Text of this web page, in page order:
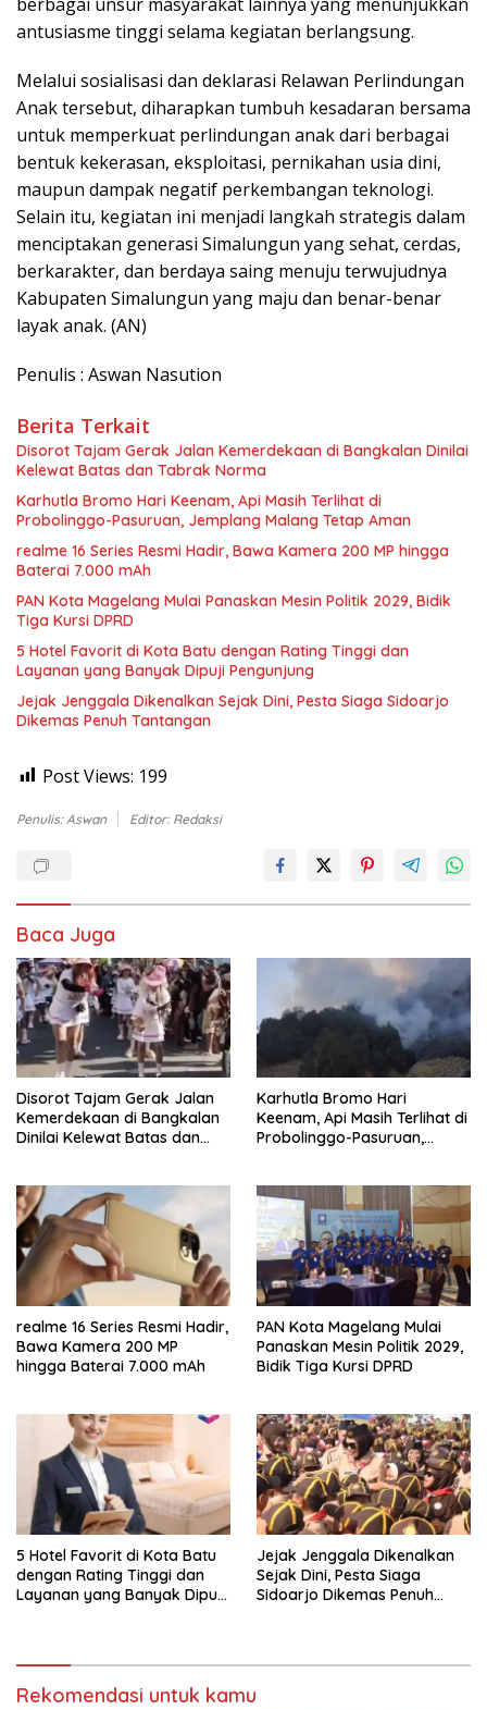
antusiasme tinggi selama kegiatan berlangsung.
Melalui sosialisasi dan deklarasi Relawan Perlindungan
Anak tersebut, diharapkan tumbuh kesadaran bersama
untuk memperkuat perlindungan anak dari berbagai
bentuk kekerasan, eksploitasi, pernikahan usia dini,
maupun dampak negatif perkembangan teknologi.
Selain itu, kegiatan ini menjadi langkah strategis dalam
menciptakan generasi Simalungun yang sehat, cerdas,
berkarakter, dan berdaya saing menuju terwujudnya
Kabupaten Simalungun yang maju dan benar-benar
layak anak. (AN)
Penulis : Aswan Nasution
Berita Terkait
Disorot Tajam Gerak Jalan Kemerdekaan di Bangkalan Dinilai
Kelewat Batas dan Tabrak Norma
Karhutla Bromo Hari Keenam, Api Masih Terlihat di
Probolinggo-Pasuruan, Jemplang Malang Tetap Aman
realme 16 Series Resmi Hadir, Bawa Kamera 200 MP hingga
Baterai 7.000 mAh
PAN Kota Magelang Mulai Panaskan Mesin Politik 2029, Bidik
Tiga Kursi DPRD
5 Hotel Favorit di Kota Batu dengan Rating Tinggi dan
Layanan yang Banyak Dipuji Pengunjung
Jejak Jenggala Dikenalkan Sejak Dini, Pesta Siaga Sidoarjo
Dikemas Penuh Tantangan
Post Views: 199
Penulis: Aswan Editor: Redaksi
Baca Juga
Disorot Tajam Gerak Jalan
Kemerdekaan di Bangkalan
Dinilai Kelewat Batas dan
Karhutla Bromo Hari
Keenam, Api Masih Terlihat di
Probolinggo-Pasuruan,
realme 16 Series Resmi Hadir,
Bawa Kamera 200 MP
hingga Baterai 7.000 mAh
PAN Kota Magelang Mulai
Panaskan Mesin Politik 2029,
Bidik Tiga Kursi DPRD
5 Hotel Favorit di Kota Batu
dengan Rating Tinggi dan
Layanan yang Banyak Dipuji
Jejak Jenggala Dikenalkan
Sejak Dini, Pesta Siaga
Sidoarjo Dikemas Penuh
Rekomendasi untuk kamu